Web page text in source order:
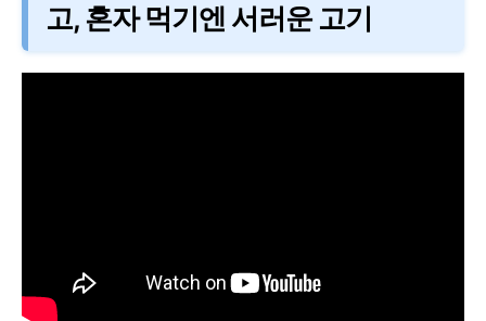
고, 혼자 먹기엔 서러운 고기